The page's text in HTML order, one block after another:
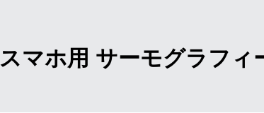
マホ用 サーモグラフィ